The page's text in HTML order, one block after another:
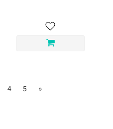
4 5 »